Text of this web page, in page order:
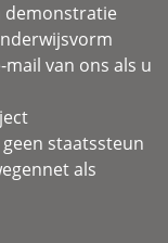
demonstratie
van ons als u
staatssteun
als